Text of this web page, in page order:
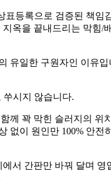
표등록으로 검증된 책임
옥을 끝내드리는 막힘/
유일한 구원자인 이유입
쑤시지 않습니다.
께 꽉 막힌 슬러지의 위
없이 원인만 100% 안전
서 간판만 바꿔 달며 영